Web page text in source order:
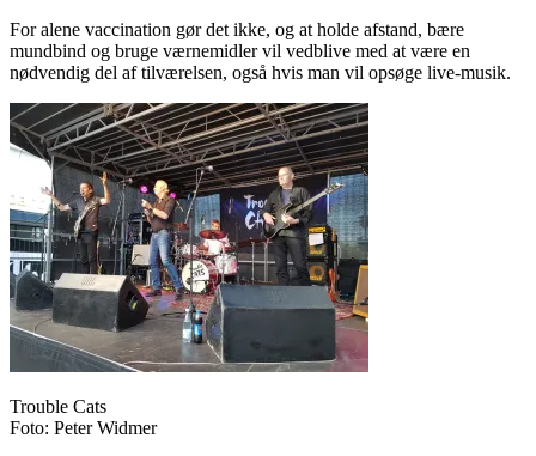
For alene vaccination gør det ikke, og at holde afstand, bære
mundbind og bruge værnemidler vil vedblive med at være en
nødvendig del af tilværelsen, også hvis man vil opsøge live-musik.
Trouble Cats
Foto: Peter Widmer